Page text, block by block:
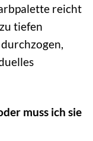
reicht
tiefen
muss ich sie